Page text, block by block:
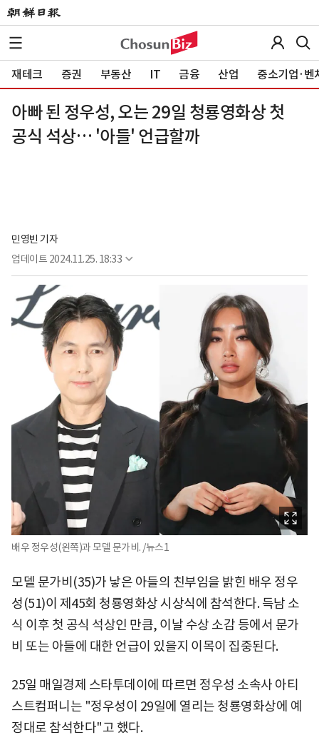
재테크 증권 부동산 IT 금융 산업 중소기업·벤
아빠 된 정우성, 오는 29일 청룡영화상 첫
공식 석상… '아들' 언급할까
민영빈 기자
업데이트 2024.11.25. 18:33
배우 정우성(왼쪽)과 모델 문가비. /뉴스1
모델 문가비(35)가 낳은 아들의 친부임을 밝힌 배우 정우
성(51)이 제45회 청룡영화상 시상식에 참석한다. 득남 소
식 이후 첫 공식 석상인 만큼, 이날 수상 소감 등에서 문가
비 또는 아들에 대한 언급이 있을지 이목이 집중된다.
25일 매일경제 스타투데이에 따르면 정우성 소속사 아티
스트컴퍼니는 "정우성이 29일에 열리는 청룡영화상에 예
정대로 참석한다"고 했다.